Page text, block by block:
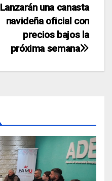
Lanzarán una canasta
navideña oficial con
precios bajos la
próxima semana